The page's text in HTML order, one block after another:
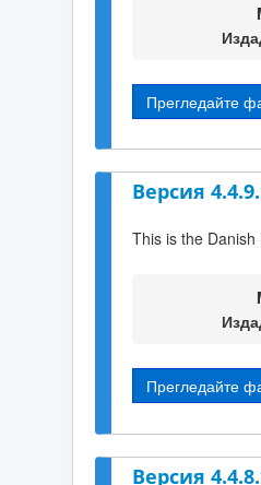
Прегледайте
Версия
This is the
Прегледайте
Версия